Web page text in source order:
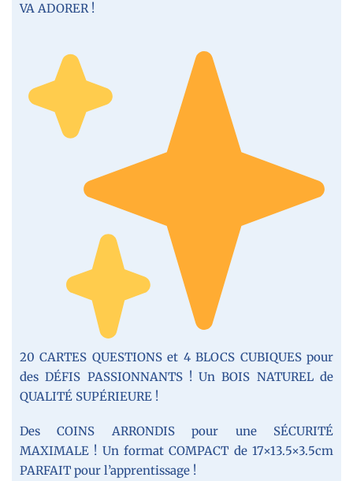
VA ADORER !
20 CARTES QUESTIONS et 4 BLOCS CUBIQUES pour
des DÉFIS PASSIONNANTS ! Un BOIS NATUREL de
QUALITÉ SUPÉRIEURE !
Des COINS ARRONDIS pour une SÉCURITÉ
MAXIMALE ! Un format COMPACT de 17×13.5×3.5cm
PARFAIT pour l’apprentissage !